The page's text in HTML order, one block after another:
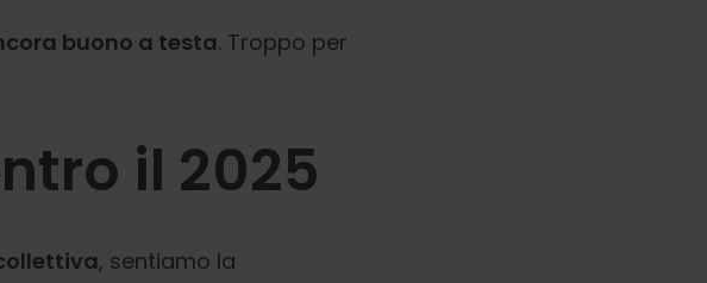
buono a testa. Troppo per
il 2025
, sentiamo la